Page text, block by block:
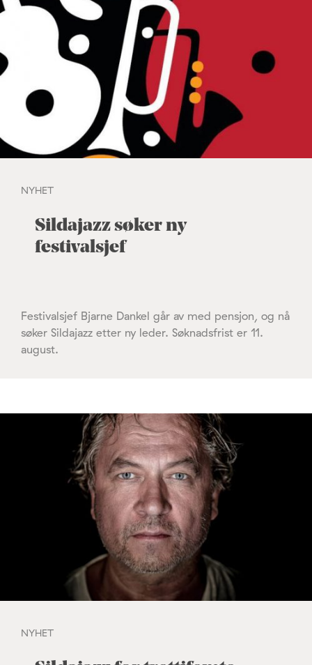
NYHET
Sildajazz søker ny
festivalsjef
Festivalsjef Bjarne Dankel går av med pensjon, og nå
søker Sildajazz etter ny leder. Søknadsfrist er 11.
august.
NYHET